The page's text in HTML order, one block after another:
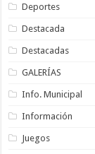
Deportes
Destacada
Destacadas
GALERÍAS
Info. Municipal
Información
Juegos